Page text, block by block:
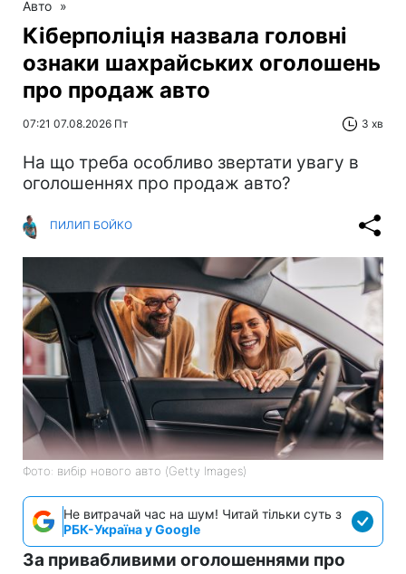
Авто »
Кіберполіція назвала головні
ознаки шахрайських оголошень
про продаж авто
07:21 07.08.2026 Пт 3 хв
На що треба особливо звертати увагу в
оголошеннях про продаж авто?
ПИЛИП БОЙКО
Фото: вибір нового авто (Getty Images)
Не витрачай час на шум! Читай тільки суть з
РБК-Україна у Google
За привабливими оголошеннями про